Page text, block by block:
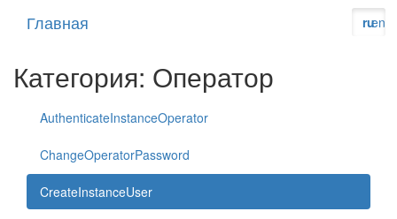
Главная en
ru
Категория: Оператор
AuthenticateInstanceOperator
ChangeOperatorPassword
CreateInstanceUser